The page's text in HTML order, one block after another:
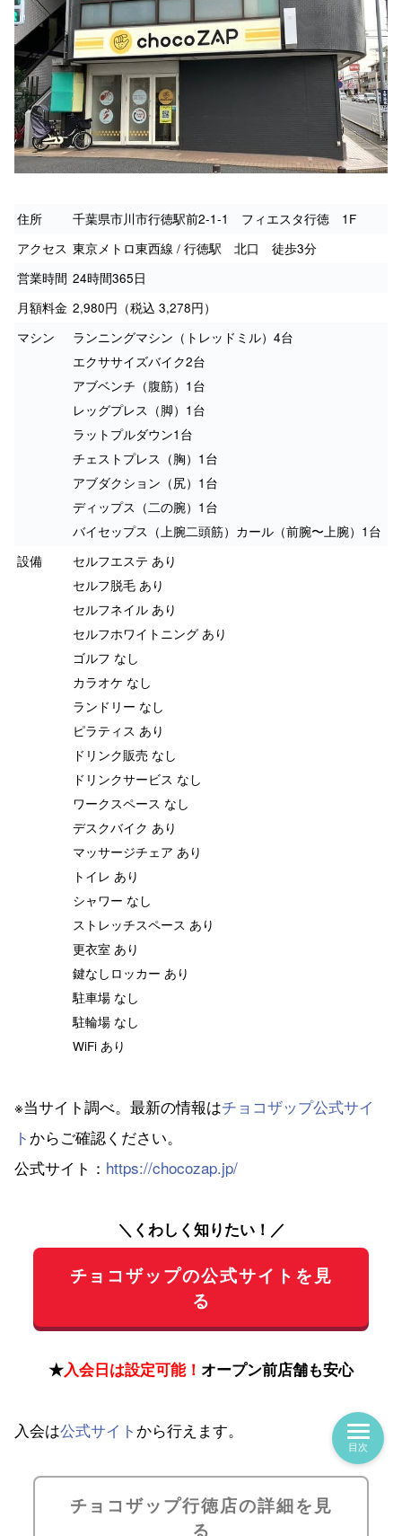
住所
千葉県市川市行徳駅前2-1-1 フィエスタ行徳 1F
アクセス 東京メトロ東西線 / 行徳駅 北口 徒歩3分
営業時間 24時間365日
月額料金 2,980円（税込 3,278円）
マシン
ランニングマシン（トレッドミル）4台
エクササイズバイク2台
アブベンチ（腹筋）1台
レッグプレス（脚）1台
ラットプルダウン1台
チェストプレス（胸）1台
アブダクション（尻）1台
ディップス（二の腕）1台
バイセップス（上腕二頭筋）カール（前腕〜上腕）1台
設備
セルフエステ あり
セルフ脱毛 あり
セルフネイル あり
セルフホワイトニング あり
ゴルフ なし
カラオケ なし
ランドリー なし
ピラティス あり
ドリンク販売 なし
ドリンクサービス なし
ワークスペース なし
デスクバイク あり
マッサージチェア あり
トイレ あり
シャワー なし
ストレッチスペース あり
更衣室 あり
鍵なしロッカー あり
駐車場 なし
駐輪場 なし
WiFi あり
※当サイト調べ。最新の情報はチョコザップ公式サイ
ト からご確認ください。
公式サイト： https://chocozap.jp/
＼くわしく知りたい！／
チョコザップの公式サイトを見
る
★入会日は設定可能！ オープン前店舗も安心
入会は公式サイト から行えます。
チョコザップ行徳店の詳細を見
る
目次